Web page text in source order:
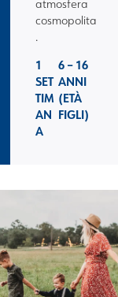
atmosfera
cosmopolita
.
1
SET
TIM
AN
A
6 – 16
ANNI
(ETÀ
FIGLI)